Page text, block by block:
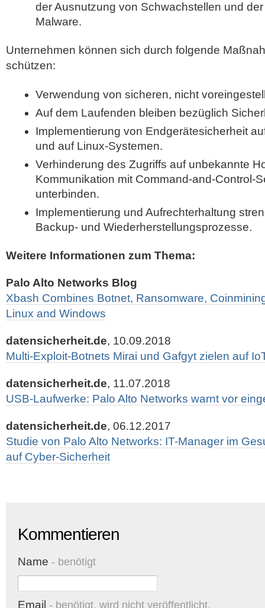
der Ausnutzung von Schwachstellen und
Malware.
Unternehmen können sich durch folgende
schützen:
Verwendung von sicheren, nicht
Auf dem Laufenden bleiben bezüglich
Implementierung von Endgerätesicherheit
und auf Linux-Systemen.
Verhinderung des Zugriffs auf unbekannte
Kommunikation mit Command-and-Control-
unterbinden.
Implementierung und Aufrechterhaltung
Backup- und Wiederherstellungsprozesse.
Weitere Informationen zum Thema:
Palo Alto Networks Blog
Xbash Combines Botnet, Ransomware,
Linux and Windows
datensicherheit.de, 10.09.2018
Multi-Exploit-Botnets Mirai und Gafgyt zielen auf
datensicherheit.de, 11.07.2018
USB-Laufwerke: Palo Alto Networks warnt vor
datensicherheit.de, 06.12.2017
Studie von Palo Alto Networks: IT-Manager im
auf Cyber-Sicherheit
Kommentieren
Name - benötigt
Email - benötigt, wird nicht veröffentlicht.